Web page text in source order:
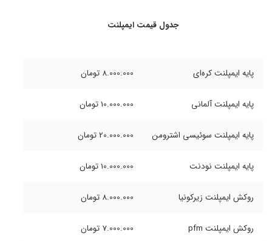
جدول قیمت ایمپلنت
پایه ایمپلنت کره‌ای 8.000.000 تومان
پایه ایمپلنت آلمانی 10.000.000 تومان
پایه ایمپلنت سوئیسی اشترومن 20.000.000 تومان
پایه ایمپلنت نودنت 10.000.000 تومان
روکش ایمپلنت زیرکونیا 8.000.000 تومان
روکش ایمپلنت pfm 7.000.000 تومان